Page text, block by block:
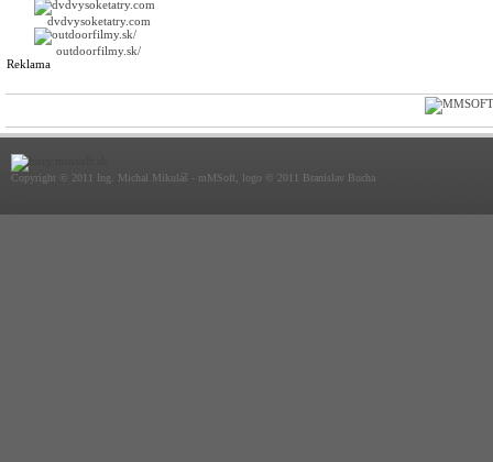
dvdvysoketatry.com
outdoorfilmy.sk/
Reklama
Copyright © 2011 Ing. Michal Mikuláš - mMSoft, logo © 2011 Branislav Bucha